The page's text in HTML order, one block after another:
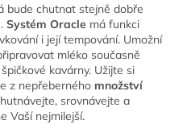
bude chutnat stejně dobře
Systém Oracle má funkci
i její tempování. Umožní
mléko současně
kavárny. Užijte si
z nepřeberného množství
srovnávejte a
Vaší nejmilejší.